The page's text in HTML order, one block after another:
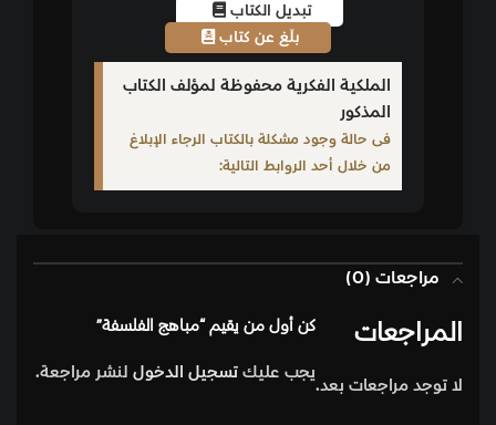
تبديل الكتاب
بلّغ عن كتاب
الملكية الفكرية محفوظة لمؤلف الكتاب
المذكور
فى حالة وجود مشكلة بالكتاب الرجاء الإبلاغ
من خلال أحد الروابط التالية:
مراجعات (0)
المراجعات
لا توجد مراجعات بعد.
كن أول من يقيم “مباهج الفلسفة”
يجب عليك تسجيل الدخول لنشر مراجعة.